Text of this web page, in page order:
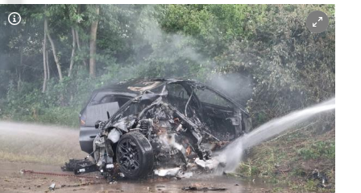
Copyright-Hinweis öffnen/schließen